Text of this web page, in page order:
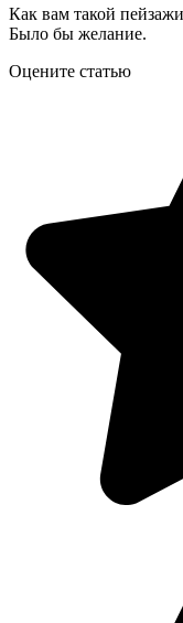
Как вам такой
Было бы желание.
Оцените статью